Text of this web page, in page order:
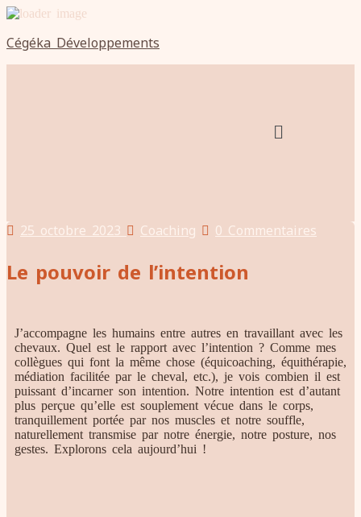
Cégéka Développements
25 octobre 2023 Coaching 0 Commentaires
Le pouvoir de l’intention
J’accompagne les humains entre autres en travaillant avec les
chevaux. Quel est le rapport avec l’intention ? Comme mes
collègues qui font la même chose (équicoaching, équithérapie,
médiation facilitée par le cheval, etc.), je vois combien il est
puissant d’incarner son intention. Notre intention est d’autant
plus perçue qu’elle est souplement vécue dans le corps,
tranquillement portée par nos muscles et notre souffle,
naturellement transmise par notre énergie, notre posture, nos
gestes. Explorons cela aujourd’hui !